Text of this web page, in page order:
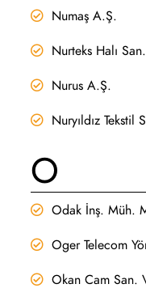
Numaş A.Ş.
Nurteks Halı
Nurus A.Ş.
Nuryıldız
O
Odak İnş. Müh.
Oger Telecom
Okan Cam San.